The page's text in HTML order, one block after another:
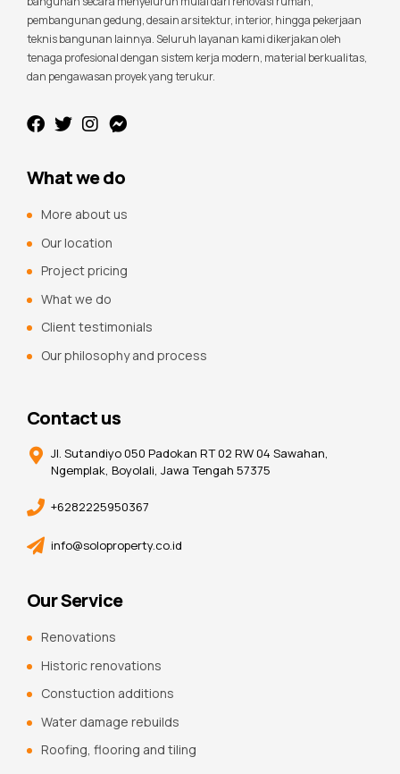
pembangunan gedung, desain arsitektur, interior, hingga pekerjaan
teknis bangunan lainnya. Seluruh layanan kami dikerjakan oleh
tenaga profesional dengan sistem kerja modern, material berkualitas,
dan pengawasan proyek yang terukur.
What we do
More about us
Our location
Project pricing
What we do
Client testimonials
Our philosophy and process
Contact us
Jl. Sutandiyo 050 Padokan RT 02 RW 04 Sawahan,
Ngemplak, Boyolali, Jawa Tengah 57375
+6282225950367
info@soloproperty.co.id
Our Service
Renovations
Historic renovations
Constuction additions
Water damage rebuilds
Roofing, flooring and tiling